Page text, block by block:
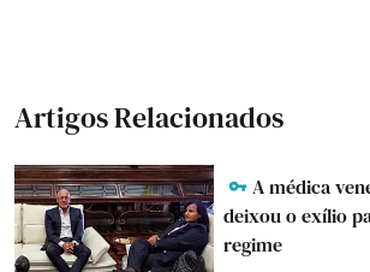
Artigos Relacionados
A médica
deixou o exílio
regime